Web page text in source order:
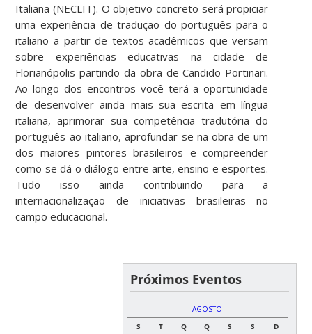
Italiana (NECLIT). O objetivo concreto será propiciar
uma experiência de tradução do português para o
italiano a partir de textos acadêmicos que versam
sobre experiências educativas na cidade de
Florianópolis partindo da obra de Candido Portinari.
Ao longo dos encontros você terá a oportunidade
de desenvolver ainda mais sua escrita em língua
italiana, aprimorar sua competência tradutória do
português ao italiano, aprofundar-se na obra de um
dos maiores pintores brasileiros e compreender
como se dá o diálogo entre arte, ensino e esportes.
Tudo isso ainda contribuindo para a
internacionalização de iniciativas brasileiras no
campo educacional.
Próximos Eventos
AGOSTO
S
T Q Q S S D